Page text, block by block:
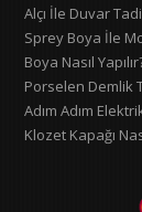
Alçı İle Duvar
Sprey Boya İle
Boya Nasıl
Porselen Demlik
Adım Adım
Klozet Kapağı